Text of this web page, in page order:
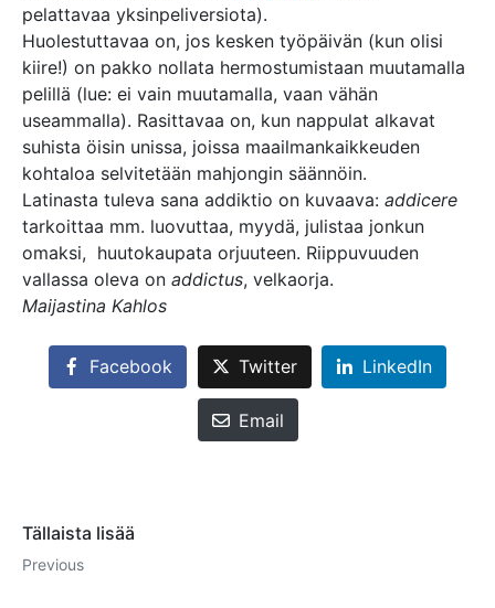
pelattavaa yksinpeliversiota).
Huolestuttavaa on, jos kesken työpäivän (kun olisi
kiire!) on pakko nollata hermostumistaan muutamalla
pelillä (lue: ei vain muutamalla, vaan vähän
useammalla). Rasittavaa on, kun nappulat alkavat
suhista öisin unissa, joissa maailmankaikkeuden
kohtaloa selvitetään mahjongin säännöin.
Latinasta tuleva sana addiktio on kuvaava: addicere
tarkoittaa mm. luovuttaa, myydä, julistaa jonkun
omaksi, huutokaupata orjuuteen. Riippuvuuden
vallassa oleva on addictus, velkaorja.
Maijastina Kahlos
Facebook Twitter LinkedIn
Email
Tällaista lisää
Previous